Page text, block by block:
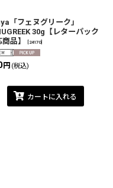
「フェヌグリーク」
30g【レターパック
品】
[24170]
円 (税込)
カートに入れる